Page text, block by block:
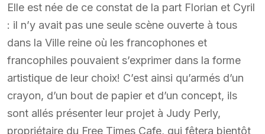
Elle est née de ce constat de la part Florian et Cyril
: il n’y avait pas une seule scène ouverte à tous
dans la Ville reine où les francophones et
francophiles pouvaient s’exprimer dans la forme
artistique de leur choix! C’est ainsi qu’armés d’un
crayon, d’un bout de papier et d’un concept, ils
sont allés présenter leur projet à Judy Perly,
propriétaire du Free Times Cafe, qui fêtera bientôt